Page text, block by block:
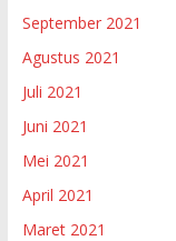
September 2021
Agustus 2021
Juli 2021
Juni 2021
Mei 2021
April 2021
Maret 2021